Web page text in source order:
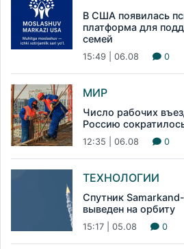
В США появилась
платформа для
семей
15:49 | 06.08 0
МИР
Число рабочих
Россию
12:35 | 06.08 0
ТЕХНОЛОГИИ
Спутник
выведен на орбиту
15:17 | 05.08 0